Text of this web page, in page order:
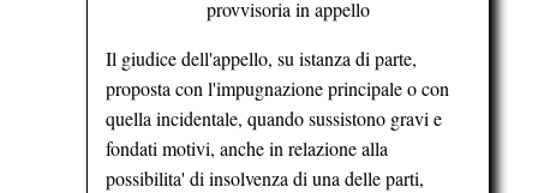
provvisoria in appello
Il giudice dell'appello, su istanza di parte,
proposta con l'impugnazione principale o con
quella incidentale, quando sussistono gravi e
fondati motivi, anche in relazione alla
possibilita' di insolvenza di una delle parti,